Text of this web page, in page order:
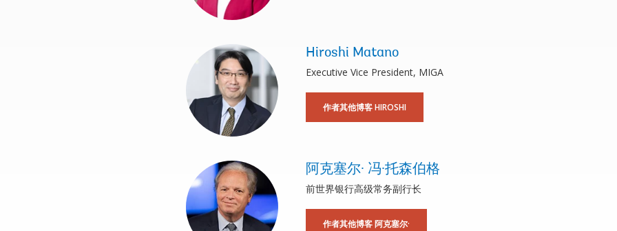
Hiroshi Matano
Executive Vice President, MIGA
作者其他博客 HIROSHI
阿克塞尔· 冯·托森伯格
前世界银行高级常务副行长
作者其他博客 阿克塞尔·